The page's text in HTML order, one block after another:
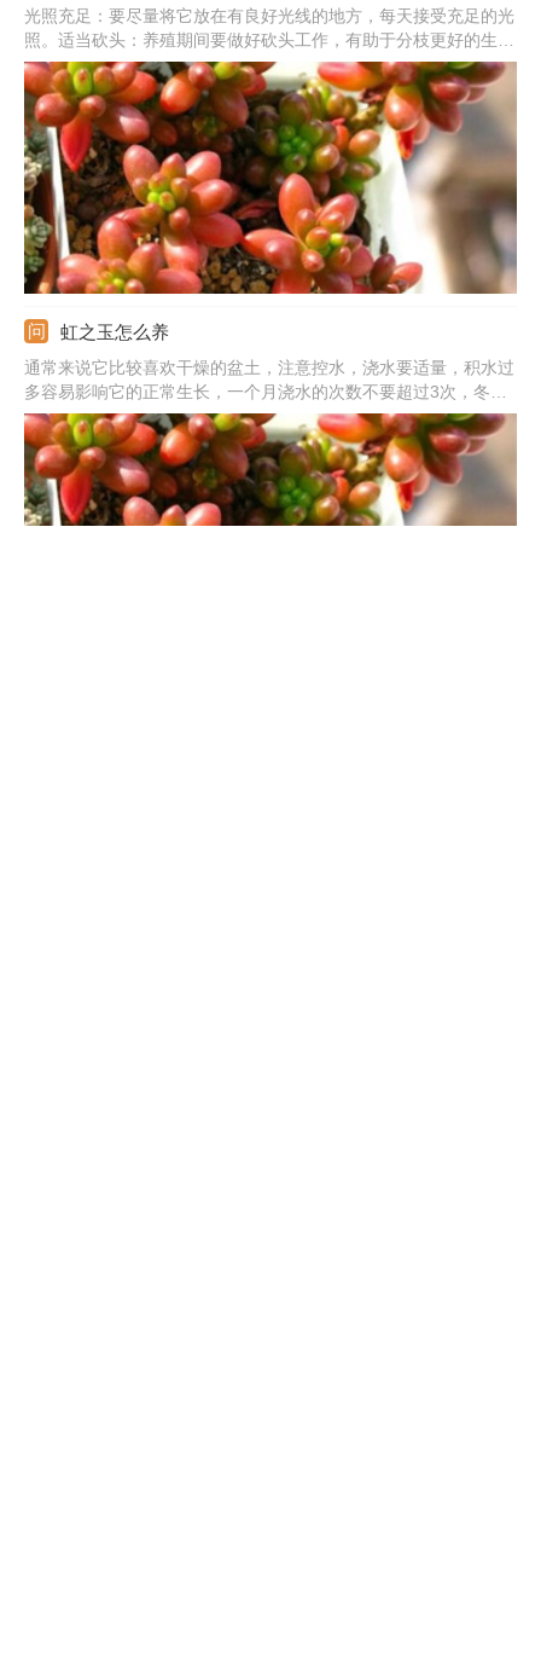
光照充足：要尽量将它放在有良好光线的地方，每天接受充足的光
照。适当砍头：养殖期间要做好砍头工作，有助于分枝更好的生
长。适量给水：建议每个礼拜浇一次水，保持土壤中有足够的水
分。更换盆土：要为它换上适宜的土壤，避免用粘重性强的土。
虹之玉怎么养
通常来说它比较喜欢干燥的盆土，注意控水，浇水要适量，积水过
多容易影响它的正常生长，一个月浇水的次数不要超过3次，冬天
更要减少或者不浇水。在入秋后可以施加肥水一次，冬天不用施
肥。适宜它的温度在10-28度，通常它喜欢阳光比较好的环境生
长。